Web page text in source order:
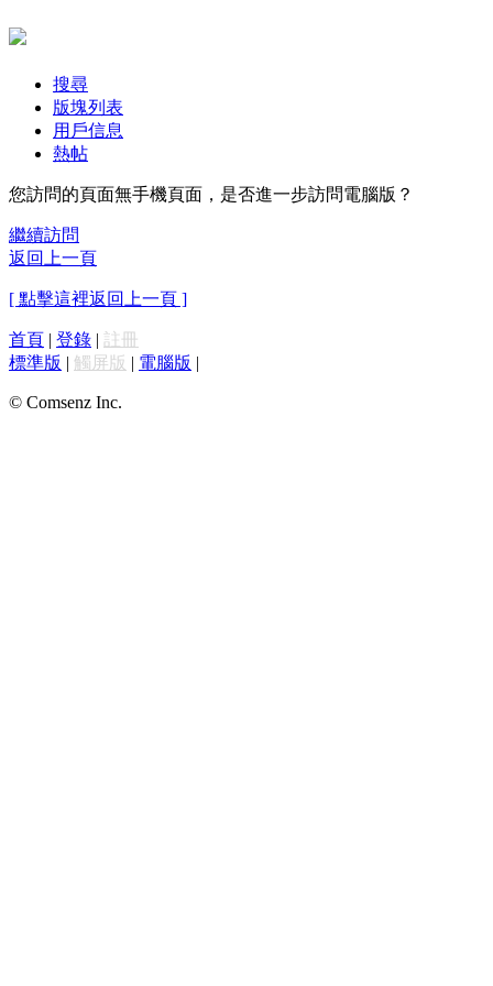
搜尋
版塊列表
用戶信息
熱帖
您訪問的頁面無手機頁面，是否進一步訪問電腦版？
繼續訪問
返回上一頁
[ 點擊這裡返回上一頁 ]
首頁 | 登錄 | 註冊
標準版 | 觸屏版 | 電腦版 |
© Comsenz Inc.